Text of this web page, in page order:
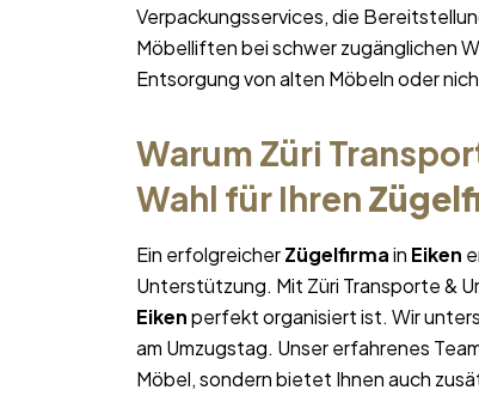
Verpackungsservices, die
Möbelliften bei schwer zugänglichen
Entsorgung von alten Möbeln oder
Warum Züri
Wahl für Ihren
Ein erfolgreicherZügelfirmain Eiken
Unterstützung. Mit Züri Transporte &
Eikenperfekt organisiert ist. Wir
am Umzugstag. Unser erfahrenes
Möbel, sondern bietet Ihnen auch